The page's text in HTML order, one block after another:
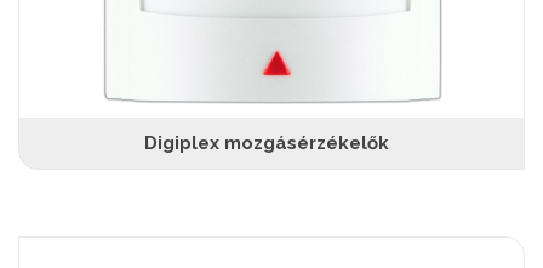
Digiplex mozgásérzékelők